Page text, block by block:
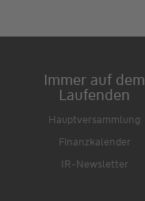
Immer auf dem
Laufenden
Hauptversammlung
Finanzkalender
IR-Newsletter